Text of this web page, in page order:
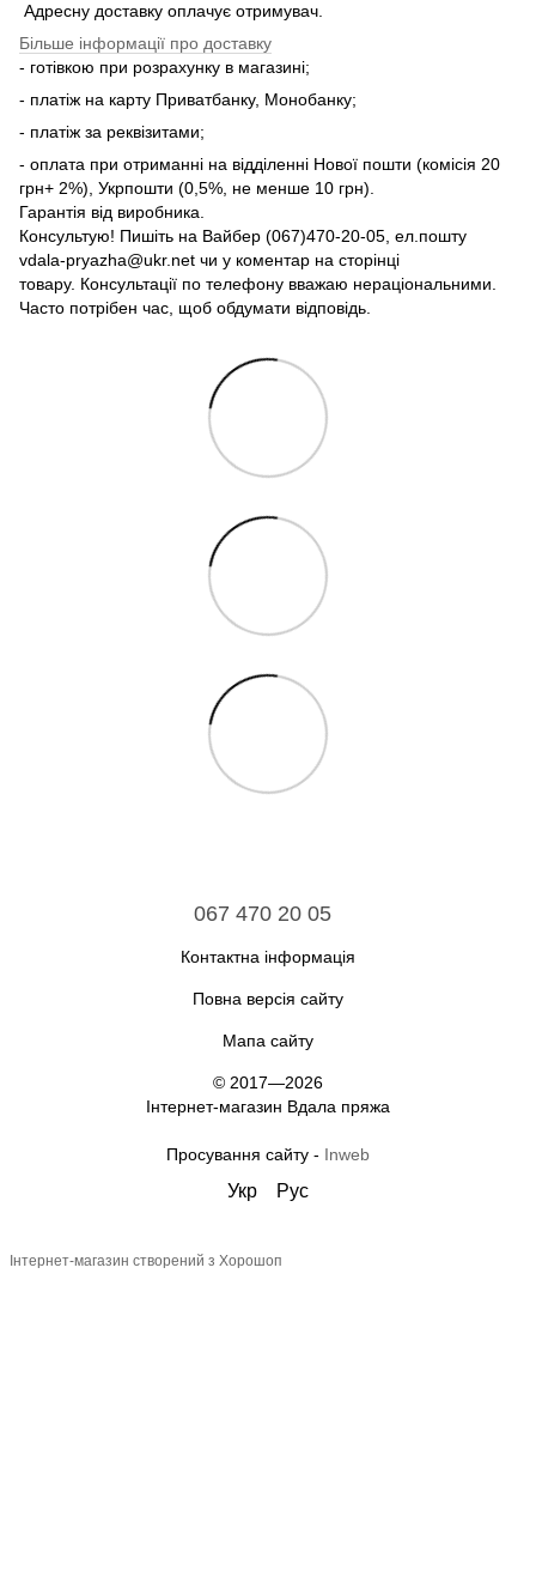
Адресну доставку оплачує отримувач.
Більше інформації про доставку
- готівкою при розрахунку в магазині;
- платіж на карту Приватбанку, Монобанку;
- платіж за реквізитами;
- оплата при отриманні на відділенні Нової пошти (комісія 20
грн+ 2%), Укрпошти (0,5%, не менше 10 грн).
Гарантія від виробника.
Консультую! Пишіть на Вайбер (067)470-20-05, ел.пошту
vdala-pryazha@ukr.net чи у коментар на сторінці
товару. Консультації по телефону вважаю нераціональними.
Часто потрібен час, щоб обдумати відповідь.
067 470 20 05
Контактна інформація
Повна версія сайту
Мапа сайту
© 2017—2026
Інтернет-магазин Вдала пряжа
Просування сайту - Inweb
Укр Рус
Інтернет-магазин створений з Хорошоп